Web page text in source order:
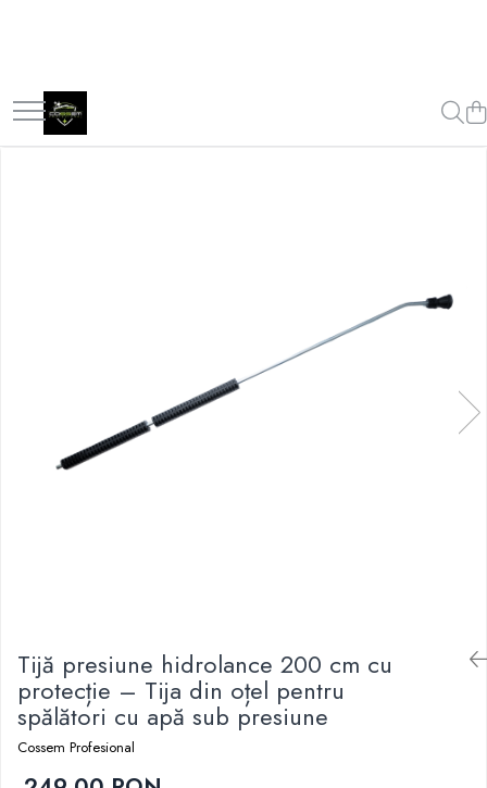
Tijă presiune hidrolance 200 cm cu
protecție – Tija din oțel pentru
spălători cu apă sub presiune
Cossem Profesional